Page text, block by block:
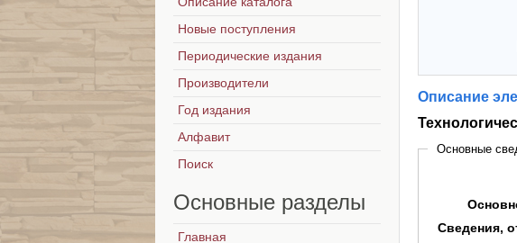
Описание
Основные
Сведения,
Новые поступления
Периодические издания
Производители
Год издания
Алфавит
Поиск
Основные разделы
Главная